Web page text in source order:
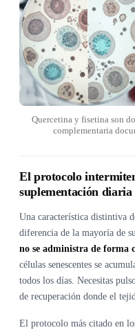
Quercetina y fisetina son
complementaria
El protocolo
suplementación diaria
Una característica distintiva
diferencia de la mayoría de
no se administra de forma
células senescentes se
todos los días. Necesitas
de recuperación donde el
El protocolo más citado en